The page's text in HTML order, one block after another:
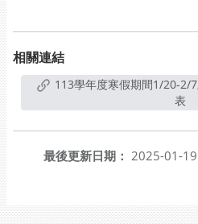
相關連結
表
最後更新日期： 2025-01-19